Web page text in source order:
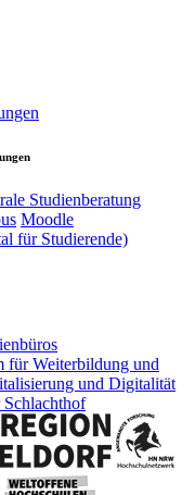
Studienberatung
Moodle
für Studierende)
für Weiterbildung und
und Digitalität